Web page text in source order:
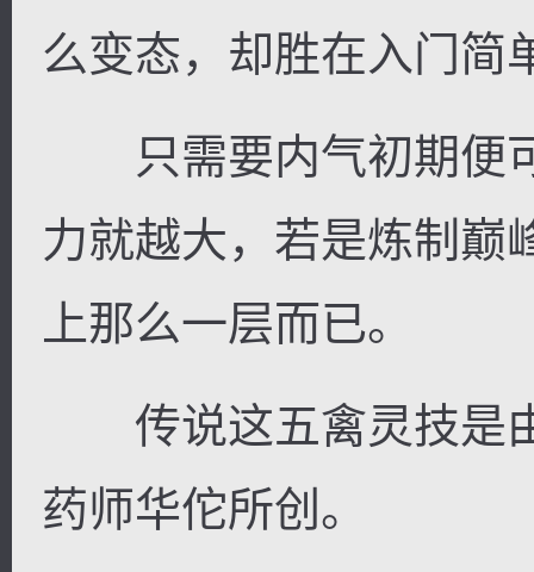
么变态，却胜在入门简
只需要内气初期便
力就越大，若是炼制巅
上那么一层而已。
传说这五禽灵技是
药师华佗所创。